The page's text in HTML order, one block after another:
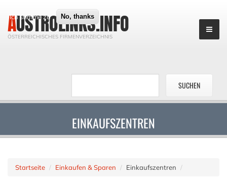
Ich stimme zu No, thanks
AUSTROLINKS.INFO
ÖSTERREICHISCHES FIRMENVERZEICHNIS
EINKAUFSZENTREN
Startseite Einkaufen & Sparen Einkaufszentren